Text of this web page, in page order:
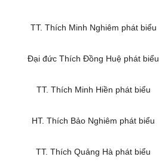
TT. Thích Minh Nghiêm phát biểu
Đại đức Thích Đồng Huệ phát biểu
TT. Thích Minh Hiền phát biểu
HT. Thích Bảo Nghiêm phát biểu
TT. Thích Quảng Hà phát biểu